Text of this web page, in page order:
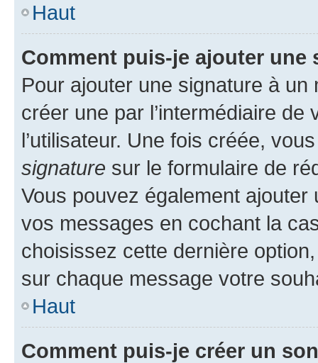
Haut
Comment puis-je ajouter une
Pour ajouter une signature à un
créer une par l’intermédiaire
l’utilisateur. Une fois créée,
signature sur le formulaire de
Vous pouvez également
vos messages en cochant la
choisissez cette dernière
sur chaque message votre
Haut
Comment puis-je créer un